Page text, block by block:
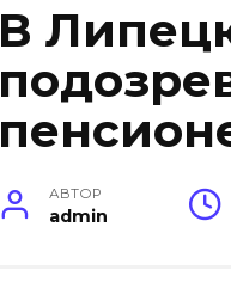
В
АВТОР
admin